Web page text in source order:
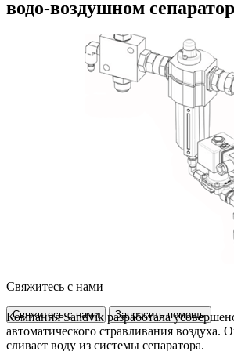
водо-воздушном
Свяжитесь с нами
Свяжитесь с нами Запросить помощь
Компания Sandvik разработала
автоматического стравливания воздуха.
сливает воду из системы сепаратора.